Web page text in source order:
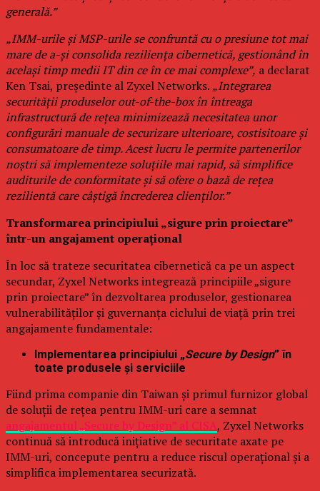
generală.”
„IMM-urile și MSP-urile se confruntă cu o presiune tot mai
mare de a-și consolida reziliența cibernetică, gestionând în
același timp medii IT din ce în ce mai complexe”, a declarat
Ken Tsai, președinte al Zyxel Networks. „Integrarea
securității produselor out-of-the-box în întreaga
infrastructură de rețea minimizează necesitatea unor
configurări manuale de securizare ulterioare, costisitoare și
consumatoare de timp. Acest lucru le permite partenerilor
noștri să implementeze soluțiile mai rapid, să simplifice
auditurile de conformitate și să ofere o bază de rețea
rezilientă care câștigă încrederea clienților.”
Transformarea principiului „sigure prin proiectare”
într-un angajament operațional
În loc să trateze securitatea cibernetică ca pe un aspect
secundar, Zyxel Networks integrează principiile „sigure
prin proiectare” în dezvoltarea produselor, gestionarea
vulnerabilităților și guvernanța ciclului de viață prin trei
angajamente fundamentale:
Implementarea principiului „Secure by Design” în
toate produsele și serviciile
Fiind prima companie din Taiwan și primul furnizor global
de soluții de rețea pentru IMM-uri care a semnat
angajamentul „Secure by Design” al CISA, Zyxel Networks
continuă să introducă inițiative de securitate axate pe
IMM-uri, concepute pentru a reduce riscul operațional și a
simplifica implementarea securizată.